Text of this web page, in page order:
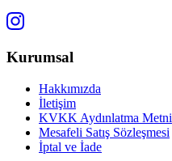
Kurumsal
Hakkımızda
İletişim
KVKK Aydınlatma Metni
Mesafeli Satış Sözleşmesi
İptal ve İade